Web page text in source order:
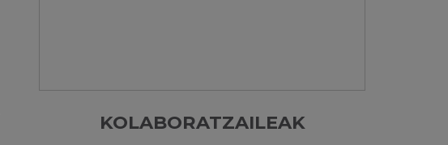
KOLABORATZAILEAK